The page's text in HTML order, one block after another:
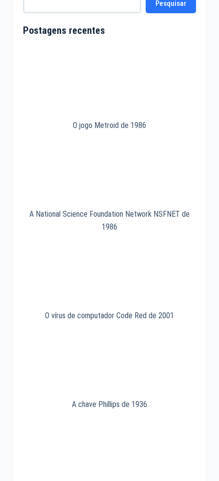
Pesquisar
Postagens recentes
O jogo Metroid de 1986
A National Science Foundation Network NSFNET de
1986
O vírus de computador Code Red de 2001
A chave Phillips de 1936